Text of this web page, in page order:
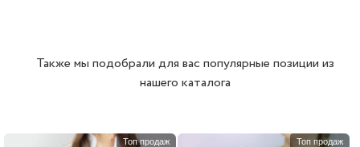
Также мы подобрали для вас популярные позиции из
нашего каталога
Топ продаж Топ продаж